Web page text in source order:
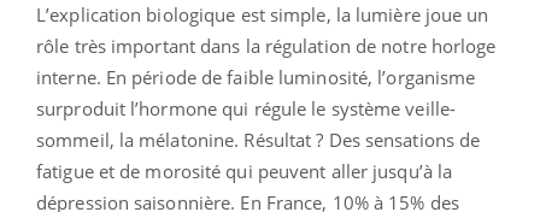
L’explication biologique est simple, la lumière joue un
rôle très important dans la régulation de notre horloge
interne. En période de faible luminosité, l’organisme
surproduit l’hormone qui régule le système veille-
sommeil, la mélatonine. Résultat ? Des sensations de
fatigue et de morosité qui peuvent aller jusqu’à la
dépression saisonnière. En France, 10% à 15% des